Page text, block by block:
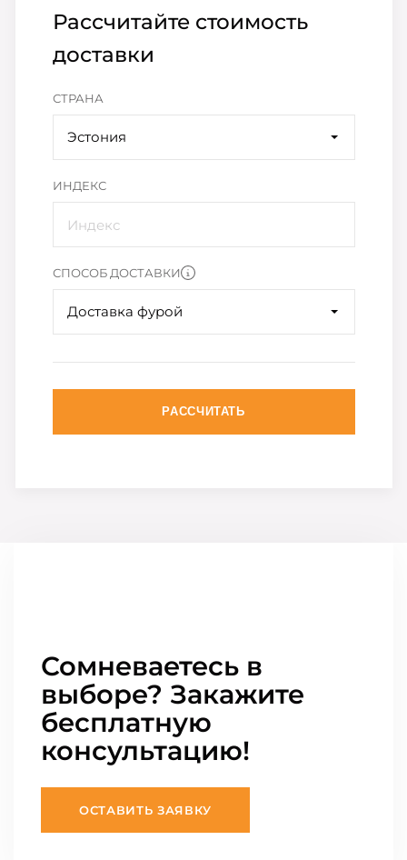
Рассчитайте стоимость
доставки
СТРАНА
Эстония
ИНДЕКС
СПОСОБ ДОСТАВКИ
Доставка фурой
РАССЧИТАТЬ
Сомневаетесь в
выборе? Закажите
бесплатную
консультацию!
ОСТАВИТЬ ЗАЯВКУ